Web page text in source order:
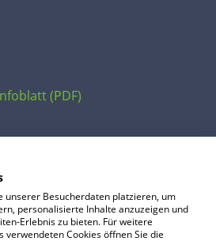
(PDF)
unserer Besucherdaten platzieren, um
personalisierte Inhalte anzuzeigen und
Erlebnis zu bieten. Für weitere
verwendeten Cookies öffnen Sie die